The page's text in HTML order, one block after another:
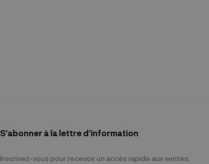
S'abonner à la lettre d'information
Inscrivez-vous pour recevoir un accès rapide aux ventes,